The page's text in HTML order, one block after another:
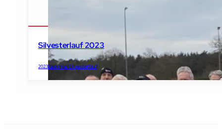
Silvesterlauf 2023
2023BawinkelSilvesterlauf